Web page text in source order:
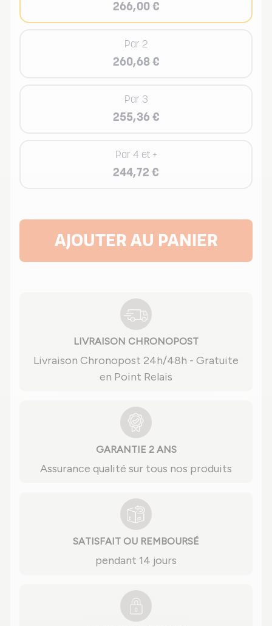
266,00 €
Par 2
260,68 €
Par 3
255,36 €
Par 4 et +
244,72 €
AJOUTER AU PANIER
LIVRAISON CHRONOPOST
Livraison Chronopost 24h/48h - Gratuite
en Point Relais
GARANTIE 2 ANS
Assurance qualité sur tous nos produits
SATISFAIT OU REMBOURSÉ
pendant 14 jours